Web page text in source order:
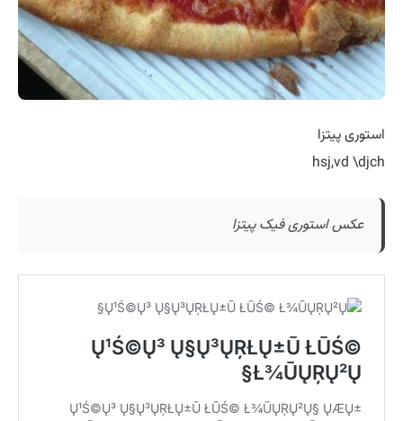
استوری پیتزا
hsj,vd \djch
عکس استوری فیک پیتزا